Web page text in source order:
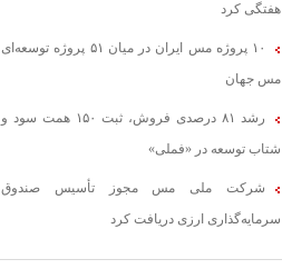
هفتگی کرد
۱۰ پروژه مس ایران در میان ۵۱ پروژه توسعه‌ای
مس جهان
رشد ۸۱ درصدی فروش، ثبت ۱۵۰ همت سود و
شتاب توسعه در «فملی»
شرکت ملی مس مجوز تأسیس صندوق
سرمایه‌گذاری ارزی دریافت کرد